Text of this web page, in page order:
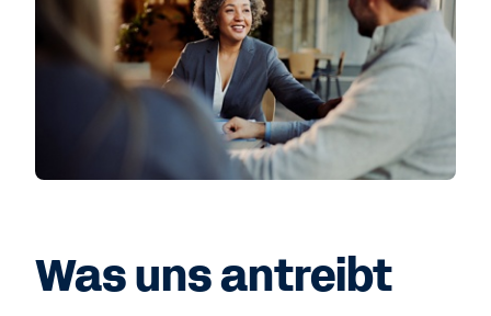
Was uns antreibt